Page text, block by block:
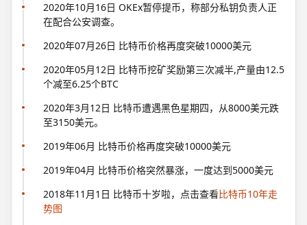
2020年10月16日 OKEx暂停提币，称部分私钥负责人正
在配合公安调查。
2020年07月26日 比特币价格再度突破10000美元
2020年05月12日 比特币挖矿奖励第三次减半,产量由12.5
个减至6.25个BTC
2020年3月12日 比特币遭遇黑色星期四，从8000美元跌
至3150美元。
2019年06月 比特币价格再度突破10000美元
2019年04月 比特币价格突然暴涨，一度达到5000美元
2018年11月1日 比特币十岁啦，点击查看比特币10年走
势图